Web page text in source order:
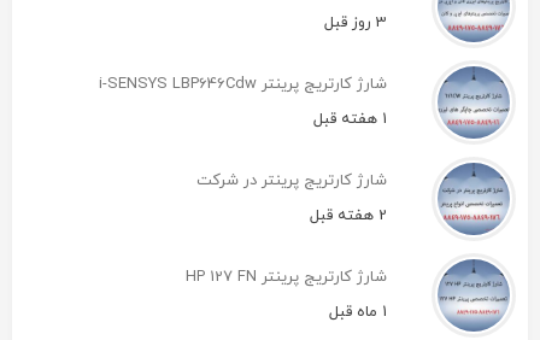
3 روز قبل
شارژ کارتریج پرینتر i-SENSYS LBP646Cdw
1 هفته قبل
شارژ کارتریج پرینتر در شرکت
2 هفته قبل
شارژ کارتریج پرینتر HP 127 FN
1 ماه قبل